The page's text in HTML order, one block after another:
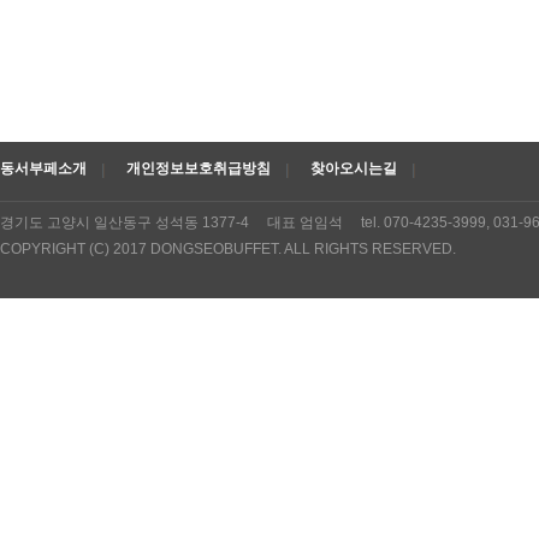
동서부페소개 개인정보보호취급방침 찾아오시는길
경기도 고양시 일산동구 성석동 1377-4 대표 엄임석 tel. 070-4235-3999,
COPYRIGHT (C) 2017 DONGSEOBUFFET. ALL RIGHTS RESERVED.